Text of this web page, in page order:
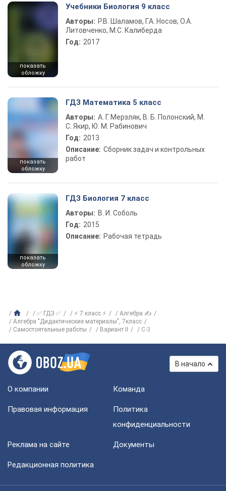
показать
обложку
Учебники Биология 9 класс
Авторы: Р.В. Шаламов, Г.А. Носов, О.А.
Литовченко, М.С. Калиберда
Год: 2017
показать
обложку
ГДЗ Математика 5 класс
Авторы: А. Г. Мерзляк, В. Б. Полонский, М.
С. Якир, Ю. М. Рабинович
Год: 2013
Описание: Сборник задач и контрольных
работ
показать
обложку
ГДЗ Биология 7 класс
Авторы: В. И. Соболь
Год: 2015
Описание: Рабочая тетрадь
✅ ГДЗ ✅ ⚡ 7 класс ⚡
Алгебра ✍
Алгебра "Дидактические материалы", 7класс
Самостоятельные работы
Вариант II C-3
В начало
О компании Команда
Правовая информация
Политика
конфиденциальности
Реклама на сайте Документы
Редакционная политика